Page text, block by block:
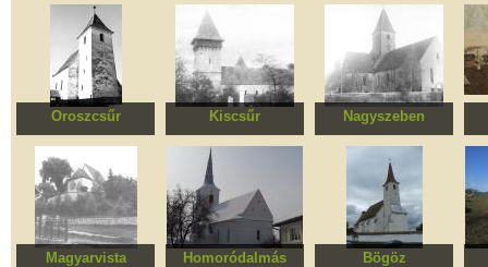
Oroszcsűr
Evangélikus templom
Kiscsűr
Erődített evangélikus
templomegyüttes
Nagyszeben
Kistorony városrész
evangélikus
templomegyüttese
Magyarvista
Homoródalmás
Bögöz